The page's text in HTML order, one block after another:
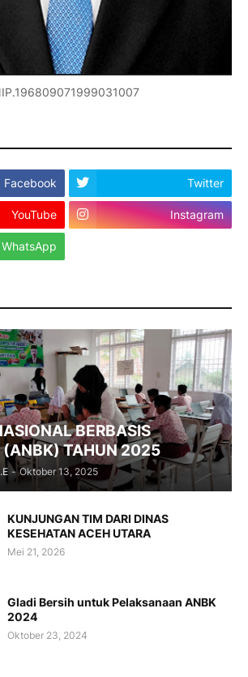
Facebook Twitter
YouTube Instagram
WhatsApp
BERBASIS
(ANBK) TAHUN 2025
- Oktober 13, 2025
KUNJUNGAN TIM DARI DINAS
KESEHATAN ACEH UTARA
Mei 21, 2026
Gladi Bersih untuk Pelaksanaan ANBK
2024
Oktober 23, 2024